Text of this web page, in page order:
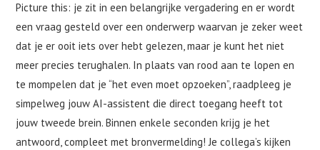
Picture this: je zit in een belangrijke vergadering en er wordt
een vraag gesteld over een onderwerp waarvan je zeker weet
dat je er ooit iets over hebt gelezen, maar je kunt het niet
meer precies terughalen. In plaats van rood aan te lopen en
te mompelen dat je “het even moet opzoeken”, raadpleeg je
simpelweg jouw AI-assistent die direct toegang heeft tot
jouw tweede brein. Binnen enkele seconden krijg je het
antwoord, compleet met bronvermelding! Je collega’s kijken